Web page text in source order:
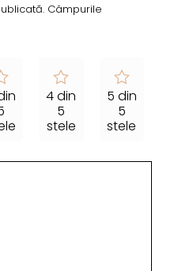
Câmpurile
4 din
5
stele
5 din
5
stele